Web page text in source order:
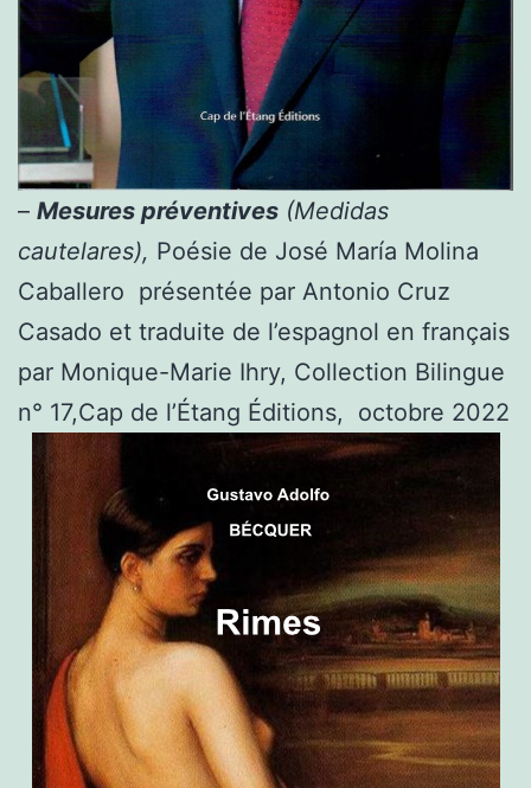
– Mesures préventives (Medidas
cautelares), Poésie de José María Molina
Caballero présentée par Antonio Cruz
Casado et traduite de l’espagnol en français
par Monique-Marie Ihry, Collection Bilingue
n° 17,Cap de l’Étang Éditions, octobre 2022